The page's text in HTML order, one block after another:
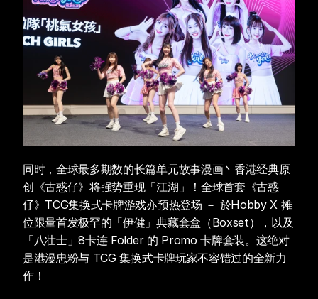
同时，全球最多期数的长篇单元故事漫画丶香港经典原
创《古惑仔》将强势重现「江湖」！全球首套《古惑
仔》TCG集换式卡牌游戏亦预热登场 － 於Hobby X 摊
位限量首发极罕的「伊健」典藏套盒（Boxset），以及
「八壮士」8卡连 Folder 的 Promo 卡牌套装。这绝对
是港漫忠粉与 TCG 集换式卡牌玩家不容错过的全新力
作！